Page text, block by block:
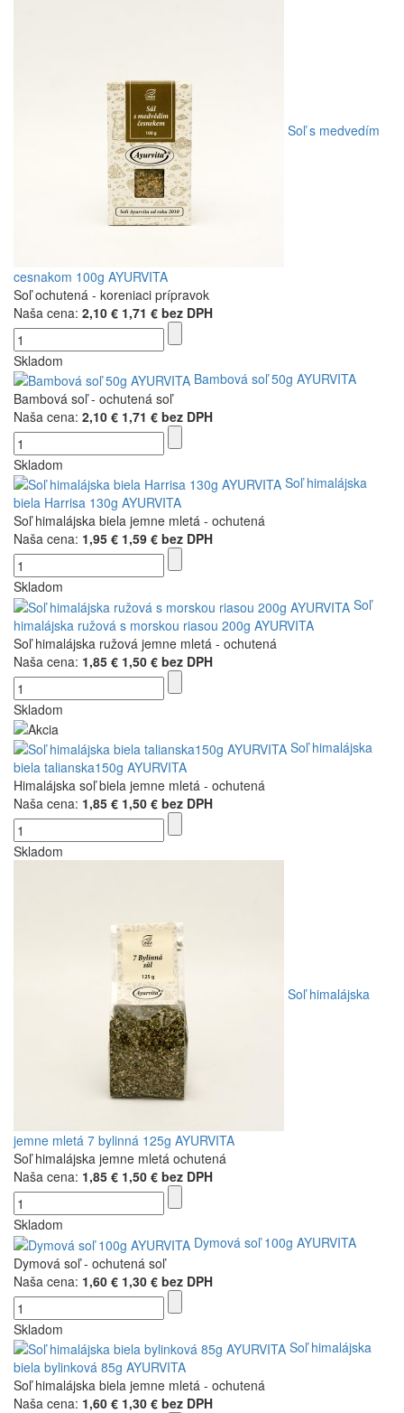
Soľ s medvedím
cesnakom 100g AYURVITA
Soľ ochutená - koreniaci prípravok
Naša cena: 2,10 € 1,71 € bez DPH
Skladom
Bambová soľ 50g AYURVITA
Bambová soľ - ochutená soľ
Naša cena: 2,10 € 1,71 € bez DPH
Skladom
Soľ himalájska
biela Harrisa 130g AYURVITA
Soľ himalájska biela jemne mletá - ochutená
Naša cena: 1,95 € 1,59 € bez DPH
Skladom
Soľ
himalájska ružová s morskou riasou 200g AYURVITA
Soľ himalájska ružová jemne mletá - ochutená
Naša cena: 1,85 € 1,50 € bez DPH
Skladom
Soľ himalájska
biela talianska150g AYURVITA
Himalájska soľ biela jemne mletá - ochutená
Naša cena: 1,85 € 1,50 € bez DPH
Skladom
Soľ himalájska
jemne mletá 7 bylinná 125g AYURVITA
Soľ himalájska jemne mletá ochutená
Naša cena: 1,85 € 1,50 € bez DPH
Skladom
Dymová soľ 100g AYURVITA
Dymová soľ - ochutená soľ
Naša cena: 1,60 € 1,30 € bez DPH
Skladom
Soľ himalájska
biela bylinková 85g AYURVITA
Soľ himalájska biela jemne mletá - ochutená
Naša cena: 1,60 € 1,30 € bez DPH